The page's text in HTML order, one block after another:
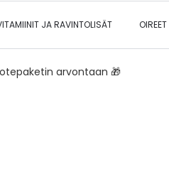
JA RAVINTOLISÄT OIREET
arvontaan 🎁